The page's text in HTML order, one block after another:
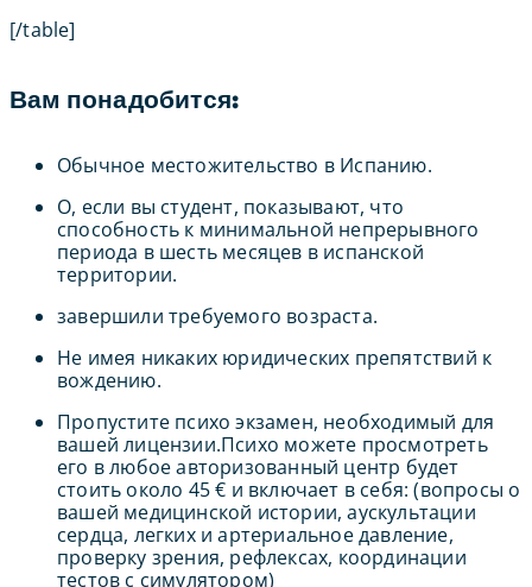
[/table]
Вам понадобится:
Oбычное местожительство в Испанию.
О, если вы студент, показывают, что
способность к минимальной непрерывного
периода в шесть месяцев в испанской
территории.
завершили требуемого возраста.
Не имея никаких юридических препятствий к
вождению.
Пропустите психо экзамен, необходимый для
вашей лицензии.Психо можете просмотреть
его в любое авторизованный центр будет
стоить около 45 € и включает в себя: (вопросы о
вашей медицинской истории, аускультации
сердца, легких и артериальное давление,
проверку зрения, рефлексах, координации
тестов с симулятором)